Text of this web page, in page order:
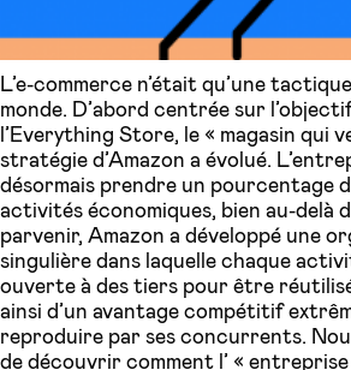
L’e-commerce n’était qu’une
monde. D’abord centrée sur
l’Everything Store, le « magasin qui
stratégie d’Amazon a évolué.
désormais prendre un pourcentage
activités économiques, bien au-delà
parvenir, Amazon a développé une
singulière dans laquelle chaque
ouverte à des tiers pour être
ainsi d’un avantage compétitif
reproduire par ses concurrents.
de découvrir comment l’ «